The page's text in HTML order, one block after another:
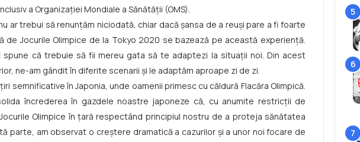
a Organizației Mondiale a Sănătății (OMS).
ar trebui să renunțăm niciodată, chiar dacă șansa de a reuși pare a fi foarte
de Jocurile Olimpice de la Tokyo 2020 se bazează pe această experiență.
spune că trebuie să fii mereu gata să te adaptezi la situații noi. Din acest
ne-am gândit în diferite scenarii și le adaptăm aproape zi de zi.
semnificative în Japonia, unde oamenii primesc cu căldură Flacăra Olimpică.
încrederea în gazdele noastre japoneze că, cu anumite restricții de
Olimpice în țară respectând principiul nostru de a proteja sănătatea
parte, am observat o creștere dramatică a cazurilor și a unor noi focare de